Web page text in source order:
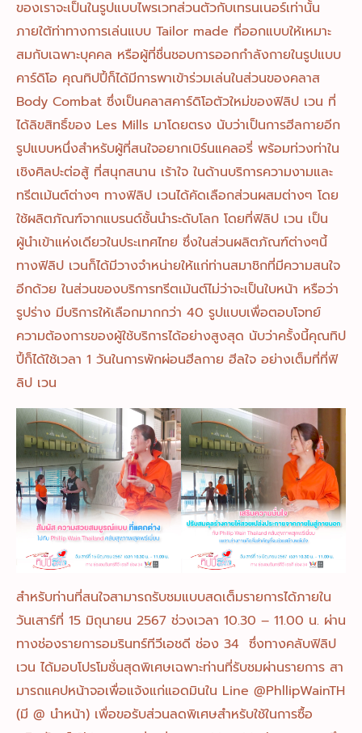
ของเราจะเป็นในรูปแบบไพรเวทส่วนตัวกับเทรนเนอร์เท่านั้น
ภายใต้ท่าทางการเล่นแบบ Tailor made ที่ออกแบบให้เหมาะ
สมกับเฉพาะบุคคล หรือผู้ที่ชื่นชอบการออกกำลังกายในรูปแบบ
คาร์ดิโอ คุณทิปปี้ก็ได้มีการพาเข้าร่วมเล่นในส่วนของคลาส
Body Combat ซึ่งเป็นคลาสคาร์ดิโอตัวใหม่ของฟิลิป เวน ที่
ได้ลิขสิทธิ์ของ Les Mills มาโดยตรง นับว่าเป็นการฮีลกายอีก
รูปแบบหนึ่งสำหรับผู้ที่สนใจอยากเบิร์นแคลอรี่ พร้อมท่วงท่าใน
เชิงศิลปะต่อสู้ ที่สนุกสนาน เร้าใจ ในด้านบริการความงามและ
ทรีตเม้นต์ต่างๆ ทางฟิลิป เวนได้คัดเลือกส่วนผสมต่างๆ โดย
ใช้ผลิตภัณฑ์จากแบรนด์ชั้นนำระดับโลก โดยที่ฟิลิป เวน เป็น
ผู้นำเข้าแห่งเดียวในประเทศไทย ซึ่งในส่วนผลิตภัณฑ์ต่างๆนี้
ทางฟิลิป เวนก็ได้มีวางจำหน่ายให้แก่ท่านสมาชิกที่มีความสนใจ
อีกด้วย ในส่วนของบริการทรีตเม้นต์ไม่ว่าจะเป็นใบหน้า หรือว่า
รูปร่าง มีบริการให้เลือกมากกว่า 40 รูปแบบเพื่อตอบโจทย์
ความต้องการของผู้ใช้บริการได้อย่างสูงสุด นับว่าครั้งนี้คุณทิป
ปี้ก็ได้ใช้เวลา 1 วันในการพักผ่อนฮีลกาย ฮีลใจ อย่างเต็มที่ที่ฟิ
ลิป เวน
สำหรับท่านที่สนใจสามารถรับชมแบบสดเต็มรายการได้ภายใน
วันเสาร์ที่ 15 มิถุนายน 2567 ช่วงเวลา 10.30 – 11.00 น. ผ่าน
ทางช่องรายการอมรินทร์ทีวีเอชดี ช่อง 34 ซึ่งทางคลับฟิลิป
เวน ได้มอบโปรโมชั่นสุดพิเศษเฉพาะท่านที่รับชมผ่านรายการ สา
มารถแคปหน้าจอเพื่อแจ้งแก่แอดมินใน Line @PhllipWainTH
(มี @ นำหน้า) เพื่อขอรับส่วนลดพิเศษสำหรับใช้ในการซื้อ